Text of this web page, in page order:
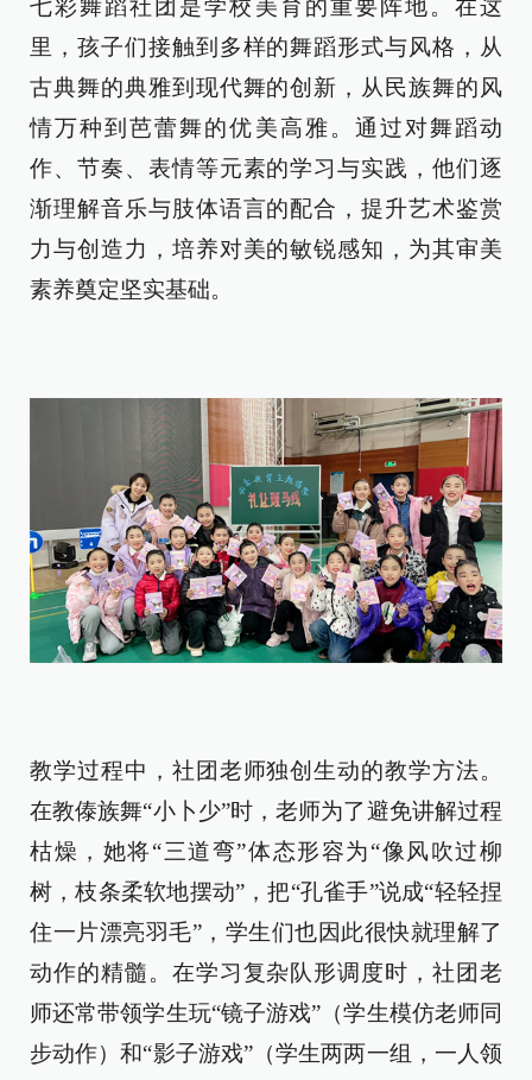
七彩舞蹈社团是学校美育的重要阵地。在这
里，孩子们接触到多样的舞蹈形式与风格，从
古典舞的典雅到现代舞的创新，从民族舞的风
情万种到芭蕾舞的优美高雅。通过对舞蹈动
作、节奏、表情等元素的学习与实践，他们逐
渐理解音乐与肢体语言的配合，提升艺术鉴赏
力与创造力，培养对美的敏锐感知，为其审美
素养奠定坚实基础。
教学过程中，社团老师独创生动的教学方法。
在教傣族舞“小卜少”时，老师为了避免讲解过程
枯燥，她将“三道弯”体态形容为“像风吹过柳
树，枝条柔软地摆动”，把“孔雀手”说成“轻轻捏
住一片漂亮羽毛”，学生们也因此很快就理解了
动作的精髓。在学习复杂队形调度时，社团老
师还常带领学生玩“镜子游戏”（学生模仿老师同
步动作）和“影子游戏”（学生两两一组，一人领